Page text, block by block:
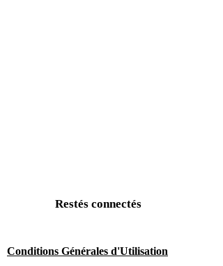
Restés connectés
Conditions Générales d'Utilisation